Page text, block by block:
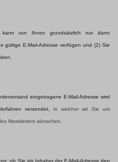
kann von Ihnen grundsätzlich nur dann
gültige E-Mail-Adresse verfügen und (2) Sie
eingetragene E-Mail-Adresse wird
versendet, in welcher wir Sie um
Newsletters wünschen.
ob Sie als Inhaber der E-Mail-Adresse den